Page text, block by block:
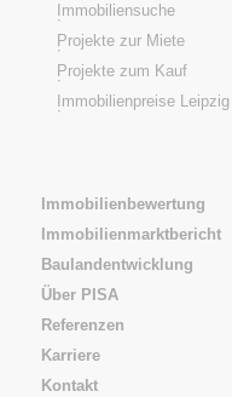
Immobiliensuche
Projekte zur Miete
Projekte zum Kauf
Immobilienpreise Leipzig
Immobilienbewertung
Immobilienmarktbericht
Baulandentwicklung
Über PISA
Referenzen
Karriere
Kontakt